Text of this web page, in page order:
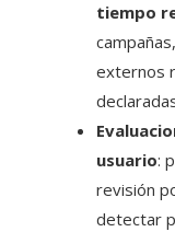
tiempo
externos
usuario:
revisión
detectar